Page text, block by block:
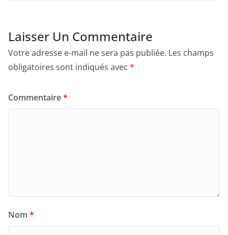
Laisser Un Commentaire
Votre adresse e-mail ne sera pas publiée. Les champs
obligatoires sont indiqués avec *
Commentaire*
Nom *